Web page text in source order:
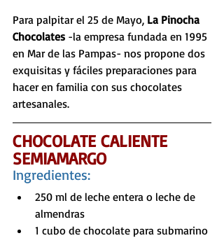
Para palpitar el 25 de Mayo, La Pinocha
Chocolates -la empresa fundada en 1995
en Mar de las Pampas- nos propone dos
exquisitas y fáciles preparaciones para
hacer en familia con sus chocolates
artesanales.
CHOCOLATE CALIENTE
SEMIAMARGO
Ingredientes:
250 ml de leche entera o leche de
almendras
1 cubo de chocolate para submarino